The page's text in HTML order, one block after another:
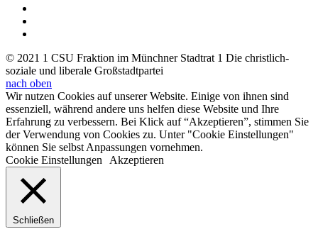
© 2021 1 CSU Fraktion im Münchner Stadtrat 1 Die christlich-
soziale und liberale Großstadtpartei
nach oben
Wir nutzen Cookies auf unserer Website. Einige von ihnen sind
essenziell, während andere uns helfen diese Website und Ihre
Erfahrung zu verbessern. Bei Klick auf “Akzeptieren”, stimmen Sie
der Verwendung von Cookies zu. Unter "Cookie Einstellungen"
können Sie selbst Anpassungen vornehmen.
Cookie Einstellungen
Akzeptieren
Schließen